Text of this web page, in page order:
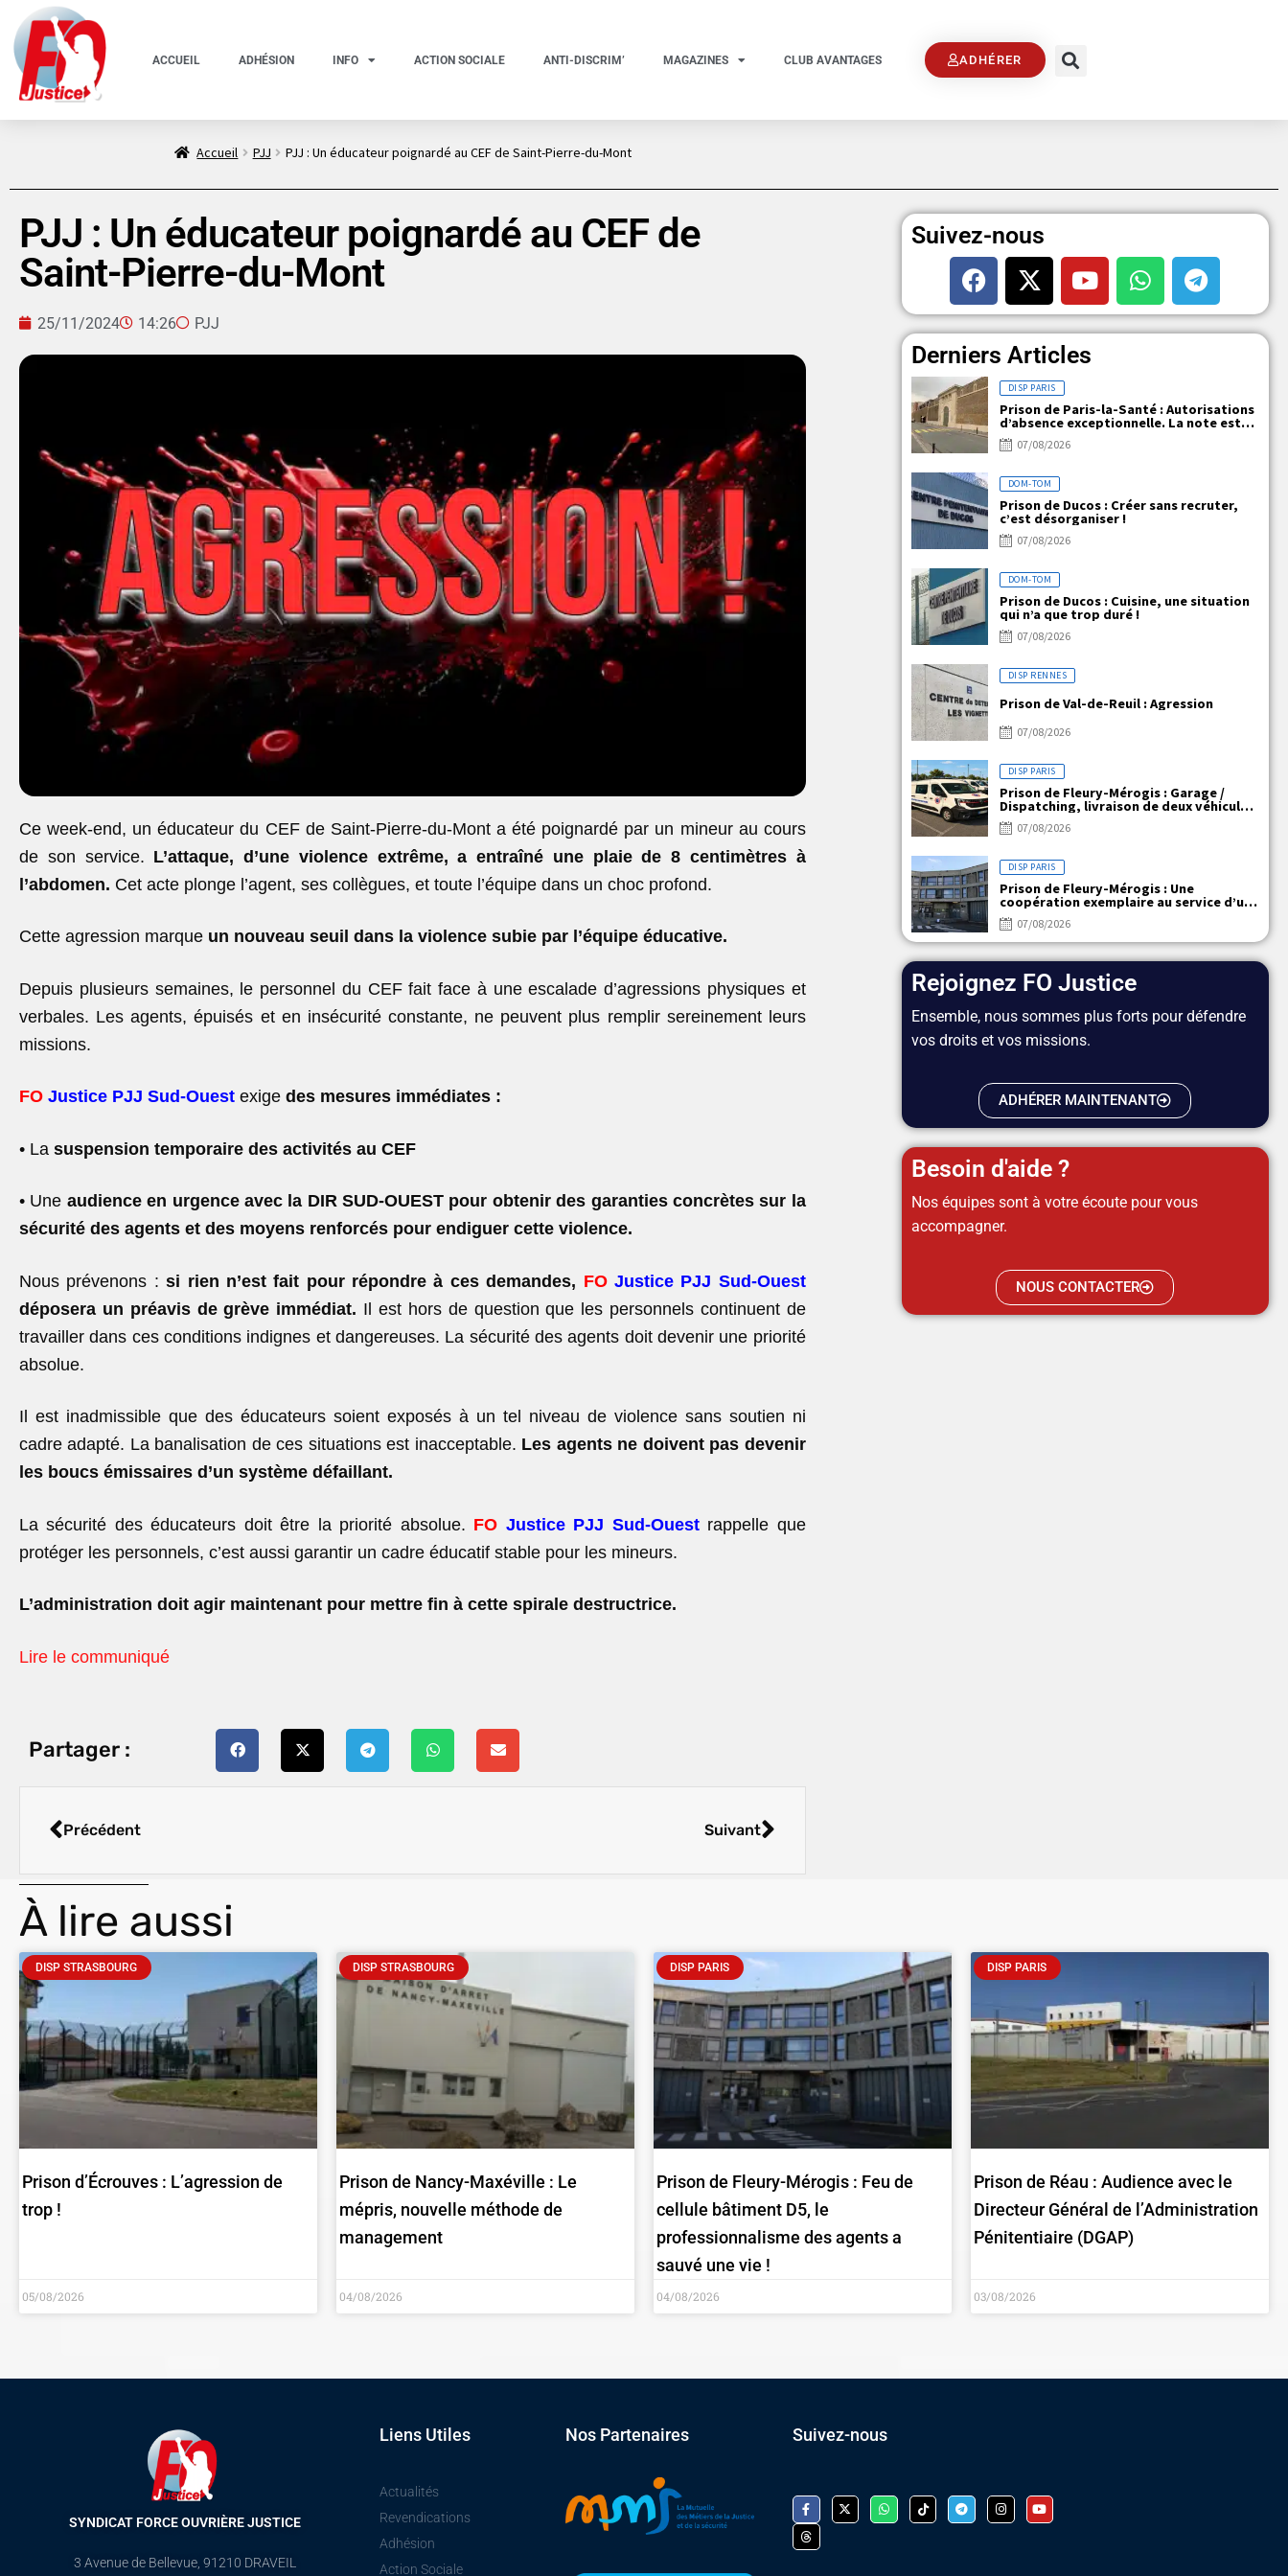
ACCUEIL ADHÉSION INFO ACTION SOCIALE ANTI-DISCRIM’ MAGAZINES CLUB AVANTAGES ADHÉRER
Accueil PJJ PJJ : Un éducateur poignardé au CEF de Saint-Pierre-du-Mont
PJJ : Un éducateur poignardé au CEF de
Saint-Pierre-du-Mont
25/11/2024 14:26 PJJ
Ce week-end, un éducateur du CEF de Saint-Pierre-du-Mont a été poignardé par un mineur au cours
de son service. L’attaque, d’une violence extrême, a entraîné une plaie de 8 centimètres à
l’abdomen. Cet acte plonge l’agent, ses collègues, et toute l’équipe dans un choc profond.
Cette agression marque un nouveau seuil dans la violence subie par l’équipe éducative.
Depuis plusieurs semaines, le personnel du CEF fait face à une escalade d’agressions physiques et
verbales. Les agents, épuisés et en insécurité constante, ne peuvent plus remplir sereinement leurs
missions.
FO Justice PJJ Sud-Ouest exige des mesures immédiates :
• La suspension temporaire des activités au CEF
• Une audience en urgence avec la DIR SUD-OUEST pour obtenir des garanties concrètes sur la
sécurité des agents et des moyens renforcés pour endiguer cette violence.
Nous prévenons :si rien n’est fait pour répondre à ces demandes, FO Justice PJJ Sud-Ouest
déposera un préavis de grève immédiat. Il est hors de question que les personnels continuent de
travailler dans ces conditions indignes et dangereuses. La sécurité des agents doit devenir une priorité
absolue.
Il est inadmissible que des éducateurs soient exposés à un tel niveau de violence sans soutien ni
cadre adapté. La banalisation de ces situations est inacceptable. Les agents ne doivent pas devenir
les boucs émissaires d’un système défaillant.
La sécurité des éducateurs doit être la priorité absolue. FO Justice PJJ Sud-Ouest rappelle que
protéger les personnels, c’est aussi garantir un cadre éducatif stable pour les mineurs.
L’administration doit agir maintenant pour mettre fin à cette spirale destructrice.
Lire le communiqué
Partager :
Précédent Suivant
Suivez-nous
Derniers Articles
DISP PARIS
Prison de Paris-la-Santé : Autorisations
d’absence exceptionnelle. La note est
claire, mais la réalité ne l’est pas !
07/08/2026
DOM-TOM
Prison de Ducos : Créer sans recruter,
c’est désorganiser !
07/08/2026
DOM-TOM
Prison de Ducos : Cuisine, une situation
qui n’a que trop duré !
07/08/2026
DISP RENNES
Prison de Val-de-Reuil : Agression
07/08/2026
DISP PARIS
Prison de Fleury-Mérogis : Garage /
Dispatching, livraison de deux véhicules
électriques
07/08/2026
DISP PARIS
Prison de Fleury-Mérogis : Une
coopération exemplaire au service d’un
objectif commun
07/08/2026
Rejoignez FO Justice
Ensemble, nous sommes plus forts pour défendre
vos droits et vos missions.
ADHÉRER MAINTENANT
Besoin d'aide ?
Nos équipes sont à votre écoute pour vous
accompagner.
NOUS CONTACTER
À lire aussi
DISP STRASBOURG
Prison d’Écrouves : L’agression de
trop !
05/08/2026
DISP STRASBOURG
Prison de Nancy-Maxéville : Le
mépris, nouvelle méthode de
management
04/08/2026
DISP PARIS
Prison de Fleury-Mérogis : Feu de
cellule bâtiment D5, le
professionnalisme des agents a
sauvé une vie !
04/08/2026
DISP PARIS
Prison de Réau : Audience avec le
Directeur Général de l’Administration
Pénitentiaire (DGAP)
03/08/2026
SYNDICAT FORCE OUVRIÈRE JUSTICE
3 Avenue de Bellevue, 91210 DRAVEIL
Liens Utiles
Actualités
Revendications
Adhésion
Action Sociale
Nos Partenaires Suivez-nous